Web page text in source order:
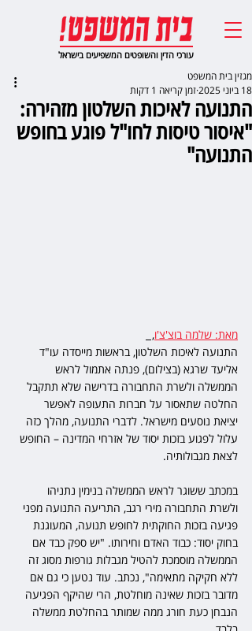
עורכי הדין והשופטים המשפיעים בישראל
התנועה לאיכות השלטון מזהירה:
"איסור טיסות לחו"ל פוגע בחופש
התנועה"
מגזין בית המשפט
18 ביוני 2025
זמן קריאה 1 דקות
מאת: שלמה בוצ'צ'ו,
התנועה לאיכות השלטון, בראשות מייסדה עו"ד
אליעד שרגא (בצילום), פנתה אתמול לראש
הממשלה ולשרת התחבורה בדרישה שלא תתקבל
החלטה שתאסור על חברות התעופה לאפשר
יציאת נוסעים מישראל. לדברי התנועה, מהלך כזה
עלול לפגוע בזכות יסוד של אזרחי המדינה – החופש
לצאת מגבולותיה.
במכתב ששוגר לראש הממשלה בנימין נתניהו
ולשרת התחבורה מירי רגב, התריעה התנועה מפני
פגיעה בזכות החוקתית לחופש תנועה, המעוגנת
בחוק יסוד: כבוד האדם וחירותו. "יש ספק כבד אם
הממשלה מוסמכת להטיל מגבלות גורפות מסוג זה
ללא חקיקה מתאימה", נכתב. עוד נטען כי גם אם
מדובר בזכות שאינה מוחלטת, הרי שהיקף הפגיעה
הנבחן כעת חורג ממה שמותר בהחלטת ממשלה